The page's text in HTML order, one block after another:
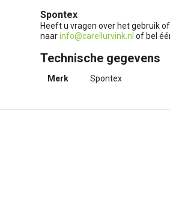
Spontex
Heeft u vragen over het gebruik
naarinfo@carellurvink.nl of bel
Technische gegevens
Merk Spontex